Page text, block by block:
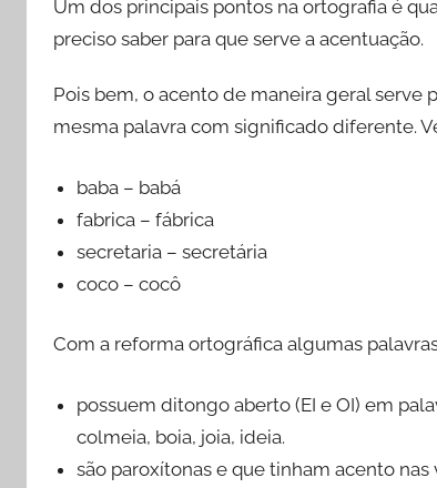
Um dos principais pontos na ortografia é
preciso saber para que serve a acentuação.
Pois bem, o acento de maneira geral serve
mesma palavra com significado diferente.
baba – babá
fabrica – fábrica
secretaria – secretária
coco – cocô
Com a reforma ortográfica algumas
possuem ditongo aberto (EI e OI) em
colmeia, boia, joia, ideia.
são paroxítonas e que tinham acento